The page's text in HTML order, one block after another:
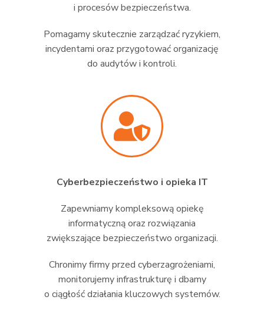
i procesów bezpieczeństwa.
Pomagamy skutecznie zarządzać ryzykiem,
incydentami oraz przygotować organizację
do audytów i kontroli.
Cyberbezpieczeństwo i opieka IT
Zapewniamy kompleksową opiekę
informatyczną oraz rozwiązania
zwiększające bezpieczeństwo organizacji.
Chronimy firmy przed cyberzagrożeniami,
monitorujemy infrastrukturę i dbamy
o ciągłość działania kluczowych systemów.